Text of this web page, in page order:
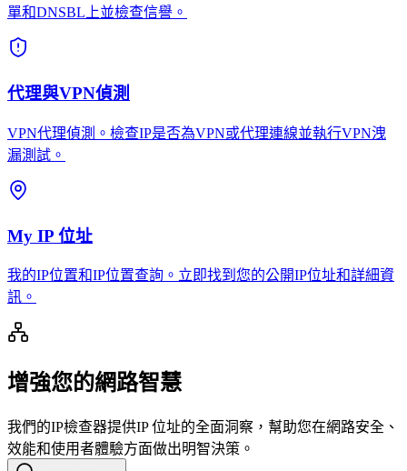
單和DNSBL上並檢查信譽。
代理與VPN偵測
VPN代理偵測。檢查IP是否為VPN或代理連線並執行VPN洩
漏測試。
My IP 位址
我的IP位置和IP位置查詢。立即找到您的公開IP位址和詳細資
訊。
增強您的網路智慧
我們的IP檢查器提供IP 位址的全面洞察，幫助您在網路安全、
效能和使用者體驗方面做出明智決策。